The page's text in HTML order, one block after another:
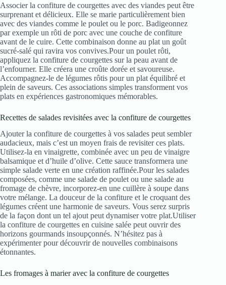
Associer la confiture de courgettes avec des viandes peut être
surprenant et délicieux. Elle se marie particulièrement bien
avec des viandes comme le poulet ou le porc. Badigeonnez
par exemple un rôti de porc avec une couche de confiture
avant de le cuire. Cette combinaison donne au plat un goût
sucré-salé qui ravira vos convives.Pour un poulet rôti,
appliquez la confiture de courgettes sur la peau avant de
l’enfourner. Elle créera une croûte dorée et savoureuse.
Accompagnez-le de légumes rôtis pour un plat équilibré et
plein de saveurs. Ces associations simples transforment vos
plats en expériences gastronomiques mémorables.
Recettes de salades revisitées avec la confiture de courgettes
Ajouter la confiture de courgettes à vos salades peut sembler
audacieux, mais c’est un moyen frais de revisiter ces plats.
Utilisez-la en vinaigrette, combinée avec un peu de vinaigre
balsamique et d’huile d’olive. Cette sauce transformera une
simple salade verte en une création raffinée.Pour les salades
composées, comme une salade de poulet ou une salade au
fromage de chèvre, incorporez-en une cuillère à soupe dans
votre mélange. La douceur de la confiture et le croquant des
légumes créent une harmonie de saveurs. Vous serez surpris
de la façon dont un tel ajout peut dynamiser votre plat.Utiliser
la confiture de courgettes en cuisine salée peut ouvrir des
horizons gourmands insoupçonnés. N’hésitez pas à
expérimenter pour découvrir de nouvelles combinaisons
étonnantes.
Les fromages à marier avec la confiture de courgettes